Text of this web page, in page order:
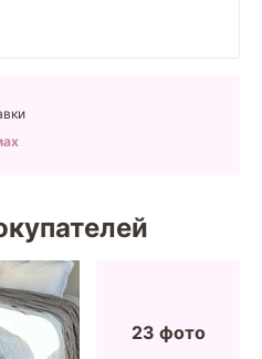
23 фото